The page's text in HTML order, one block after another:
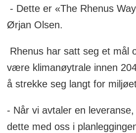
- Dette er «The Rhenus
Ørjan Olsen.
Rhenus har satt seg et mål
være klimanøytrale innen
å strekke seg langt for
- Når vi avtaler en
dette med oss i